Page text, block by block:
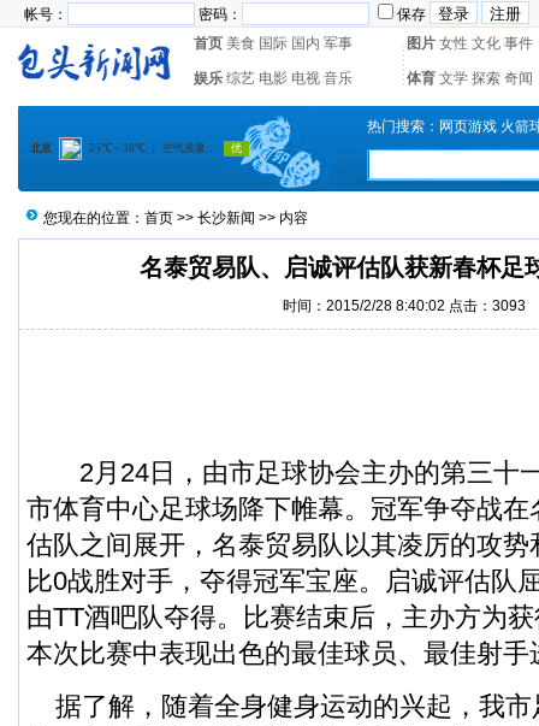
帐号： 密码：
保存
首页 美食 国际 国内 军事 图片 女性 文化 事件
娱乐 综艺 电影 电视 音乐 体育 文学 探索 奇闻
热门搜索： 网页游戏 火箭
您现在的位置： 首页 >> 长沙新闻 >> 内容
名泰贸易队、启诚评估队获新春杯足
时间：2015/2/28 8:40:02 点击：3093
2月24日，由市足球协会主办的第三十
市体育中心足球场降下帷幕。冠军争夺战
估队之间展开，名泰贸易队以其凌厉的攻
比0战胜对手，夺得冠军宝座。启诚评估队
由TT酒吧队夺得。比赛结束后，主办方为
本次比赛中表现出色的最佳球员、最佳射手
据了解，随着全身健身运动的兴起，我市